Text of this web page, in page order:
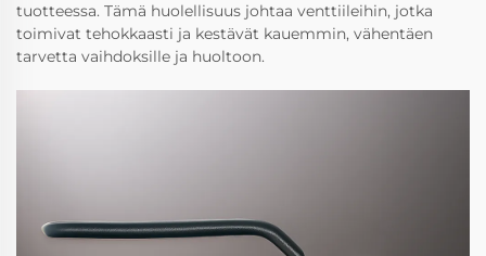
tuotteessa. Tämä huolellisuus johtaa venttiileihin, jotka
toimivat tehokkaasti ja kestävät kauemmin, vähentäen
tarvetta vaihdoksille ja huoltoon.